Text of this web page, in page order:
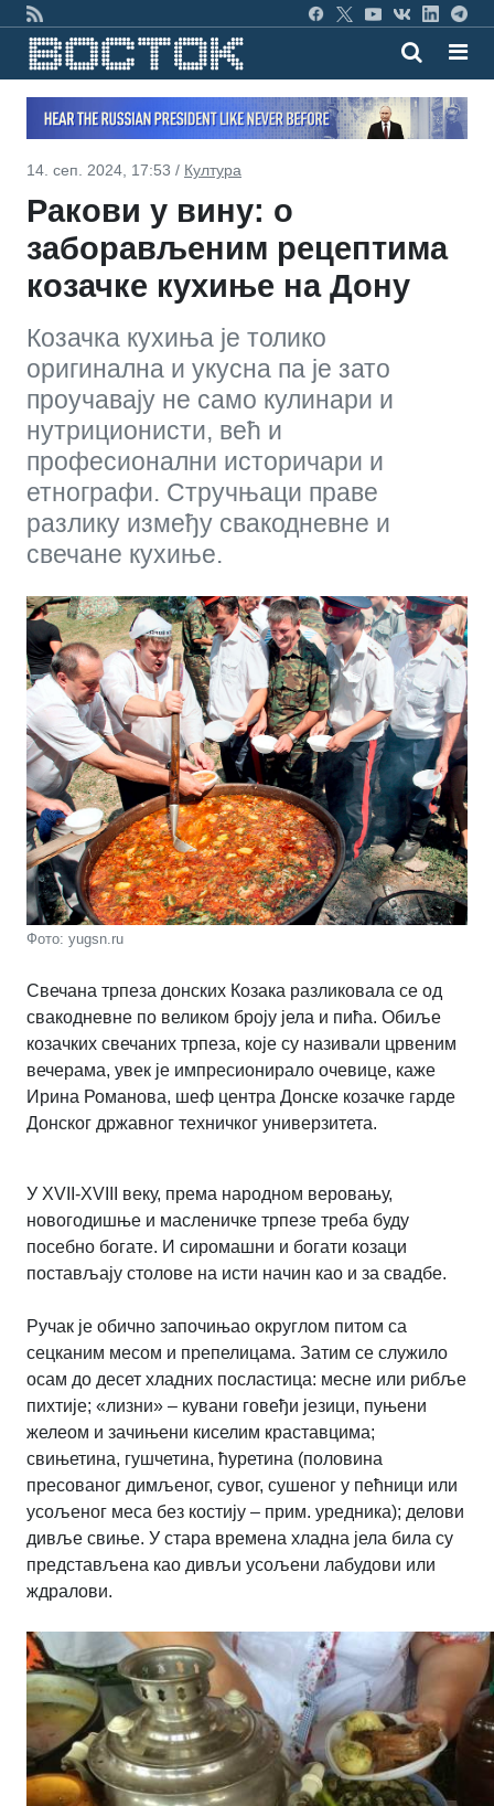
14. сеп. 2024, 17:53 / Култура
Ракови у вину: о
заборављеним рецептима
козачке кухиње на Дону
Козачка кухиња је толико
оригинална и укусна па је зато
проучавају не само кулинари и
нутриционисти, већ и
професионални историчари и
етнографи. Стручњаци праве
разлику између свакодневне и
свечане кухиње.
Фото: yugsn.ru
Свечана трпеза донских Козака разликовала се од
свакодневне по великом броју јела и пића. Обиље
козачких свечаних трпеза, које су називали црвеним
вечерама, увек је импресионирало очевице, каже
Ирина Романова, шеф центра Донске козачке гарде
Донског државног техничког универзитета.
У XVII-XVIII веку, према народном веровању,
новогодишње и масленичке трпезе треба буду
посебно богате. И сиромашни и богати козаци
постављају столове на исти начин као и за свадбе.
Ручак је обично започињао округлом питом са
сецканим месом и препелицама. Затим се служило
осам до десет хладних посластица: месне или рибље
пихтије; «лизни» – кувани говеђи језици, пуњени
желеом и зачињени киселим краставцима;
свињетина, гушчетина, ћуретина (половина
пресованог димљеног, сувог, сушеног у пећници или
усољеног меса без костију – прим. уредника); делови
дивље свиње. У стара времена хладна јела била су
представљена као дивљи усољени лабудови или
ждралови.